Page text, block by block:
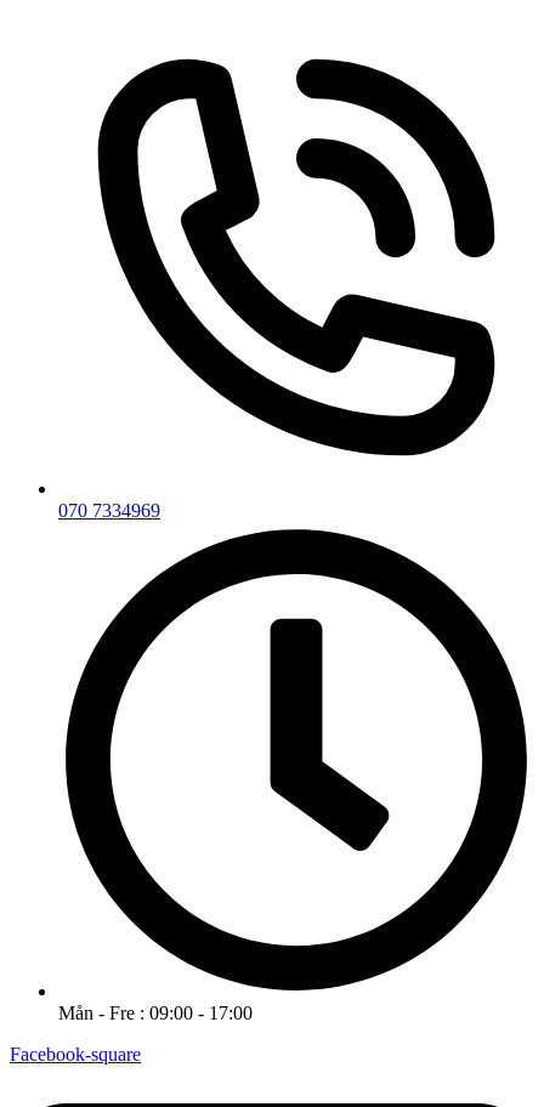
070 7334969
Mån - Fre : 09:00 - 17:00
Facebook-square